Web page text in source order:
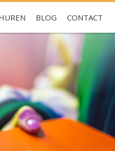
BLOG CONTACT
Je hebt nog geen